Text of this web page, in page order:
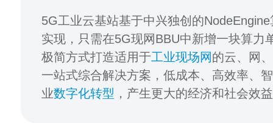
5G工业云基站基于中兴独创的
实现，只需在5G现网BBU中新增一块算力
极简方式打造适用于工业现场网的云、网
一站式综合解决方案，低成本、高效率、
业数字化转型 ，产生更大的经济和社会效